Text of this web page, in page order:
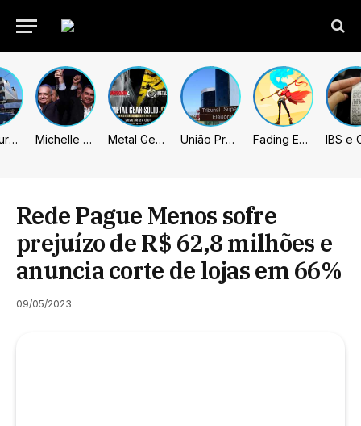
Prefeitura de Sumaré inaugura nova subsede da GCM na Área Cura Michelle celebra vice de Flávio: “Que chapa possa ser vitoriosa” Metal Gear Solid: Master Collection 2 terá legendas e menus em portugues União Progressista e PL terão mais tempo de propaganda eleitoral Fading Echo – Review
Rede Pague Menos sofre
prejuízo de R$ 62,8 milhões e
anuncia corte de lojas em 66%
09/05/2023